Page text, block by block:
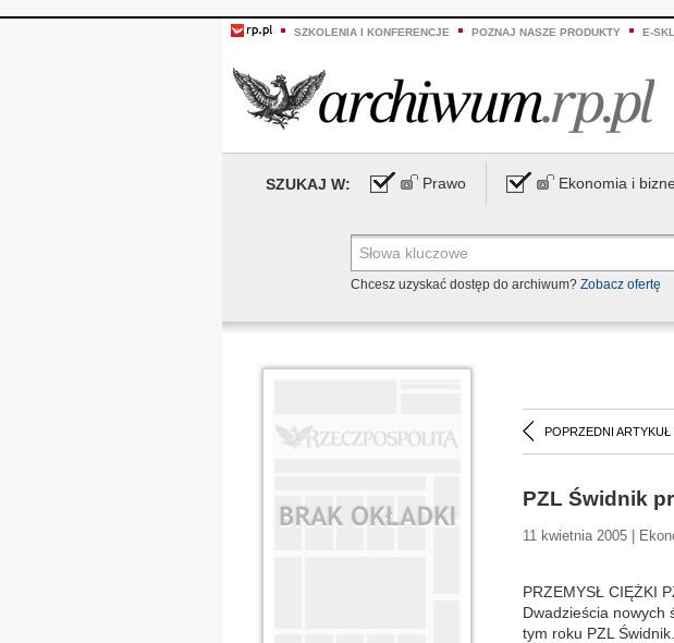
SZKOLENIA I KONFERENCJE POZNAJ NASZE PRODUKTY E-
SZUKAJ W: Prawo Ekonomia i
Chcesz uzyskać dostęp do archiwum? Zobacz ofertę
POPRZEDNI ARTYKUŁ
PZL Świdnik
11 kwietnia 2005 |
PRZEMYSŁ CIĘŻKI
Dwadzieścia nowych
tym roku PZL